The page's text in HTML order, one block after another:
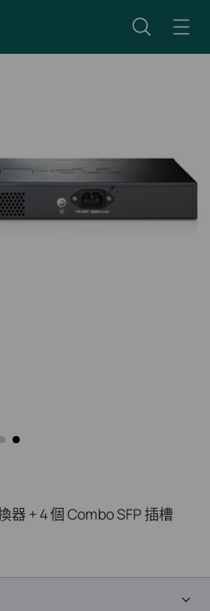
器 + 4 個 Combo SFP 插槽